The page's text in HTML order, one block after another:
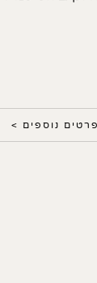
נוספים >